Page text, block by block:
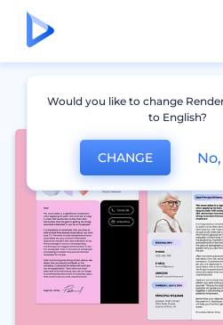
Would you like to change
to English?
CHANGE